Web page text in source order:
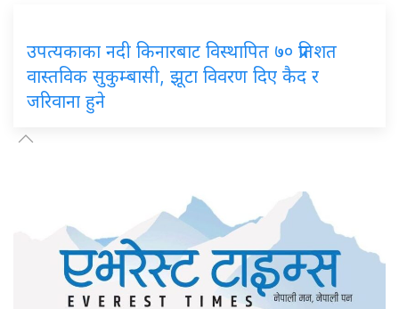
उपत्यकाका नदी किनारबाट विस्थापित ७० प्रतिशत
वास्तविक सुकुम्बासी, झूटा विवरण दिए कैद र
जरिवाना हुने